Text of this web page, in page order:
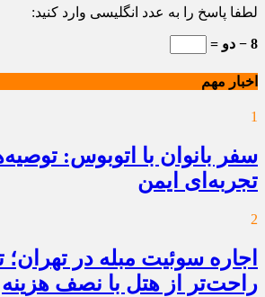
لطفا پاسخ را به عدد انگلیسی وارد کنید:
8 − دو =
اخبار مهم
1
سفر بانوان با اتوبوس:
تجربه‌ای ایمن
2
اجاره سوئیت مبله در
راحت‌تر از هتل با نصف هزینه